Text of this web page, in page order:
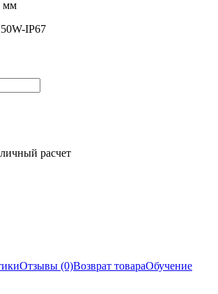
мм
IP67
расчет
Отзывы (0)Возврат товараОбучение